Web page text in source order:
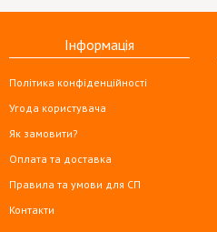
Інформація
Політика конфіденційності
Угода користувача
Як замовити?
Оплата та доставка
Правила та умови для СП
Контакти